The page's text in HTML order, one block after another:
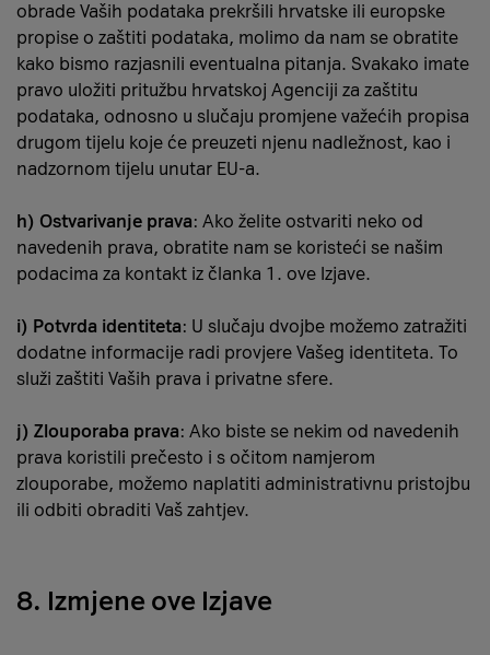
obrade Vaših podataka prekršili hrvatske ili europske
propise o zaštiti podataka, molimo da nam se obratite
kako bismo razjasnili eventualna pitanja. Svakako imate
pravo uložiti pritužbu hrvatskoj Agenciji za zaštitu
podataka, odnosno u slučaju promjene važećih propisa
drugom tijelu koje će preuzeti njenu nadležnost, kao i
nadzornom tijelu unutar EU-a.
h) Ostvarivanje prava: Ako želite ostvariti neko od
navedenih prava, obratite nam se koristeći se našim
podacima za kontakt iz članka 1. ove Izjave.
i) Potvrda identiteta: U slučaju dvojbe možemo zatražiti
dodatne informacije radi provjere Vašeg identiteta. To
služi zaštiti Vaših prava i privatne sfere.
j) Zlouporaba prava: Ako biste se nekim od navedenih
prava koristili prečesto i s očitom namjerom
zlouporabe, možemo naplatiti administrativnu pristojbu
ili odbiti obraditi Vaš zahtjev.
8. Izmjene ove Izjave